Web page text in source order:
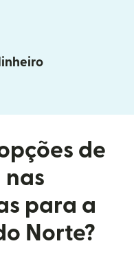
de
nas
para a
Norte?